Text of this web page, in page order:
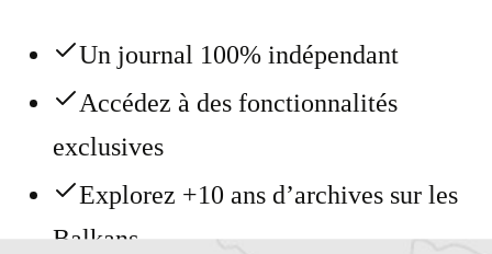
Un journal 100% indépendant
Accédez à des fonctionnalités
exclusives
Explorez +10 ans d’archives sur les
Balkans